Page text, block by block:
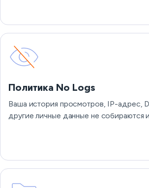
Политика No Logs
Ваша история просмотров, IP-адрес,
другие личные данные не собираются и